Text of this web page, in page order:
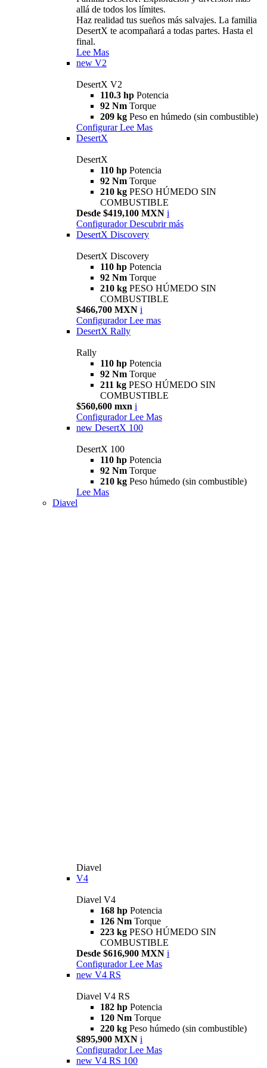
allá de todos los límites.
Haz realidad tus sueños más salvajes. La familia
DesertX te acompañará a todas partes. Hasta el
final.
Lee Mas
new V2
DesertX V2
110.3 hp Potencia
92 Nm Torque
209 kg Peso en húmedo (sin combustible)
Configurar Lee Mas
DesertX
DesertX
110 hp Potencia
92 Nm Torque
210 kg PESO HÚMEDO SIN
COMBUSTIBLE
Desde $419,100 MXN i
Configurador Descubrir más
DesertX Discovery
DesertX Discovery
110 hp Potencia
92 Nm Torque
210 kg PESO HÚMEDO SIN
COMBUSTIBLE
$466,700 MXN i
Configurador Lee mas
DesertX Rally
Rally
110 hp Potencia
92 Nm Torque
211 kg PESO HÚMEDO SIN
COMBUSTIBLE
$560,600 mxn i
Configurador Lee Mas
new DesertX 100
DesertX 100
110 hp Potencia
92 Nm Torque
210 kg Peso húmedo (sin combustible)
Lee Mas
Diavel
Diavel
V4
Diavel V4
168 hp Potencia
126 Nm Torque
223 kg PESO HÚMEDO SIN
COMBUSTIBLE
Desde $616,900 MXN i
Configurador Lee Mas
new V4 RS
Diavel V4 RS
182 hp Potencia
120 Nm Torque
220 kg Peso húmedo (sin combustible)
$895,900 MXN i
Configurador Lee Mas
new V4 RS 100